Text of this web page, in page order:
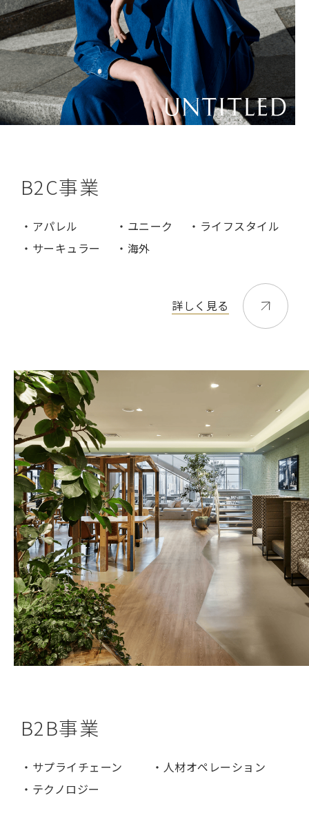
B2C事業
・アパレル ・ユニーク
・ライフスタイル
・サーキュラー
・海外
詳しく見る
B2B事業
・サプライチェーン
・人材オペレーション
・テクノロジー